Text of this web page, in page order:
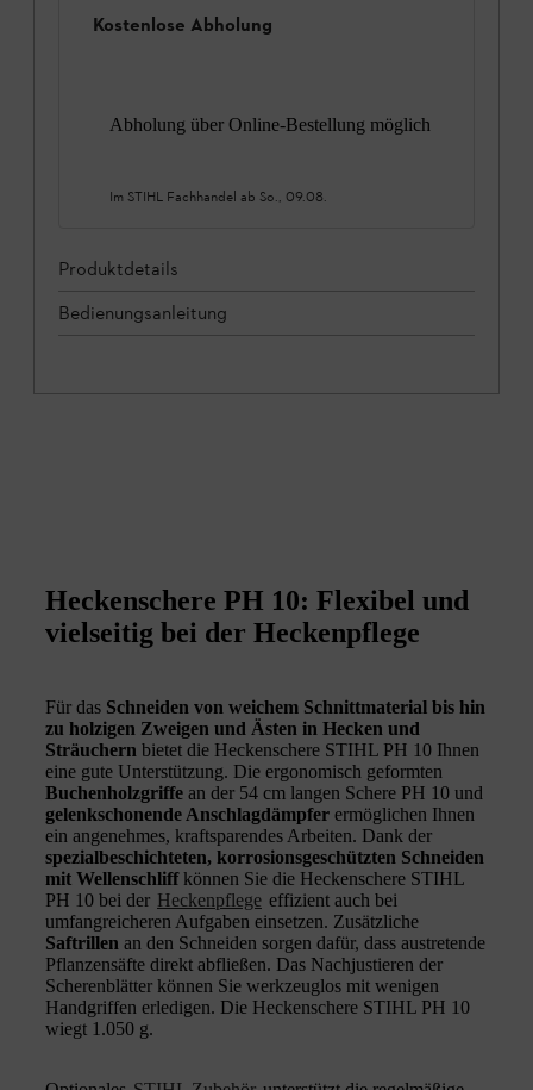
Kostenlose Abholung
Abholung über Online-Bestellung möglich
Im STIHL Fachhandel ab So., 09.08.
Produktdetails
Bedienungsanleitung
Heckenschere PH 10: Flexibel und
vielseitig bei der Heckenpflege
Für das Schneiden von weichem Schnittmaterial bis hin
zu holzigen Zweigen und Ästen in Hecken und
Sträuchern bietet die Heckenschere STIHL PH 10 Ihnen
eine gute Unterstützung. Die ergonomisch geformten
Buchenholzgriffe an der 54 cm langen Schere PH 10 und
gelenkschonende Anschlagdämpfer ermöglichen Ihnen
ein angenehmes, kraftsparendes Arbeiten. Dank der
spezialbeschichteten, korrosionsgeschützten Schneiden
mit Wellenschliffkönnen Sie die Heckenschere STIHL
PH 10 bei der Heckenpflege effizient auch bei
umfangreicheren Aufgaben einsetzen. Zusätzliche
Saftrillen an den Schneiden sorgen dafür, dass austretende
Pflanzensäfte direkt abfließen. Das Nachjustieren der
Scherenblätter können Sie werkzeuglos mit wenigen
Handgriffen erledigen. Die Heckenschere STIHL PH 10
wiegt 1.050 g.